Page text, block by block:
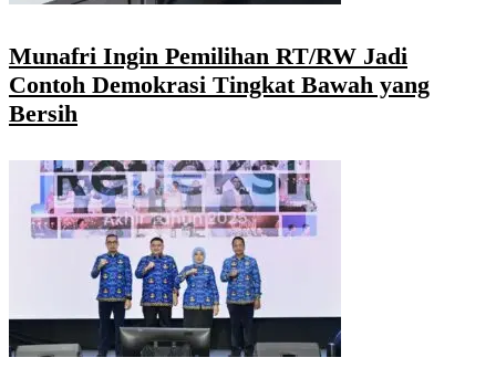
Munafri Ingin Pemilihan RT/RW Jadi
Contoh Demokrasi Tingkat Bawah yang
Bersih